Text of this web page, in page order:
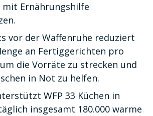
mit Ernährungshilfe
vor der Waffenruhe reduziert
an Fertiggerichten pro
die Vorräte zu strecken und
in Not zu helfen.
WFP 33 Küchen in
insgesamt 180.000 warme